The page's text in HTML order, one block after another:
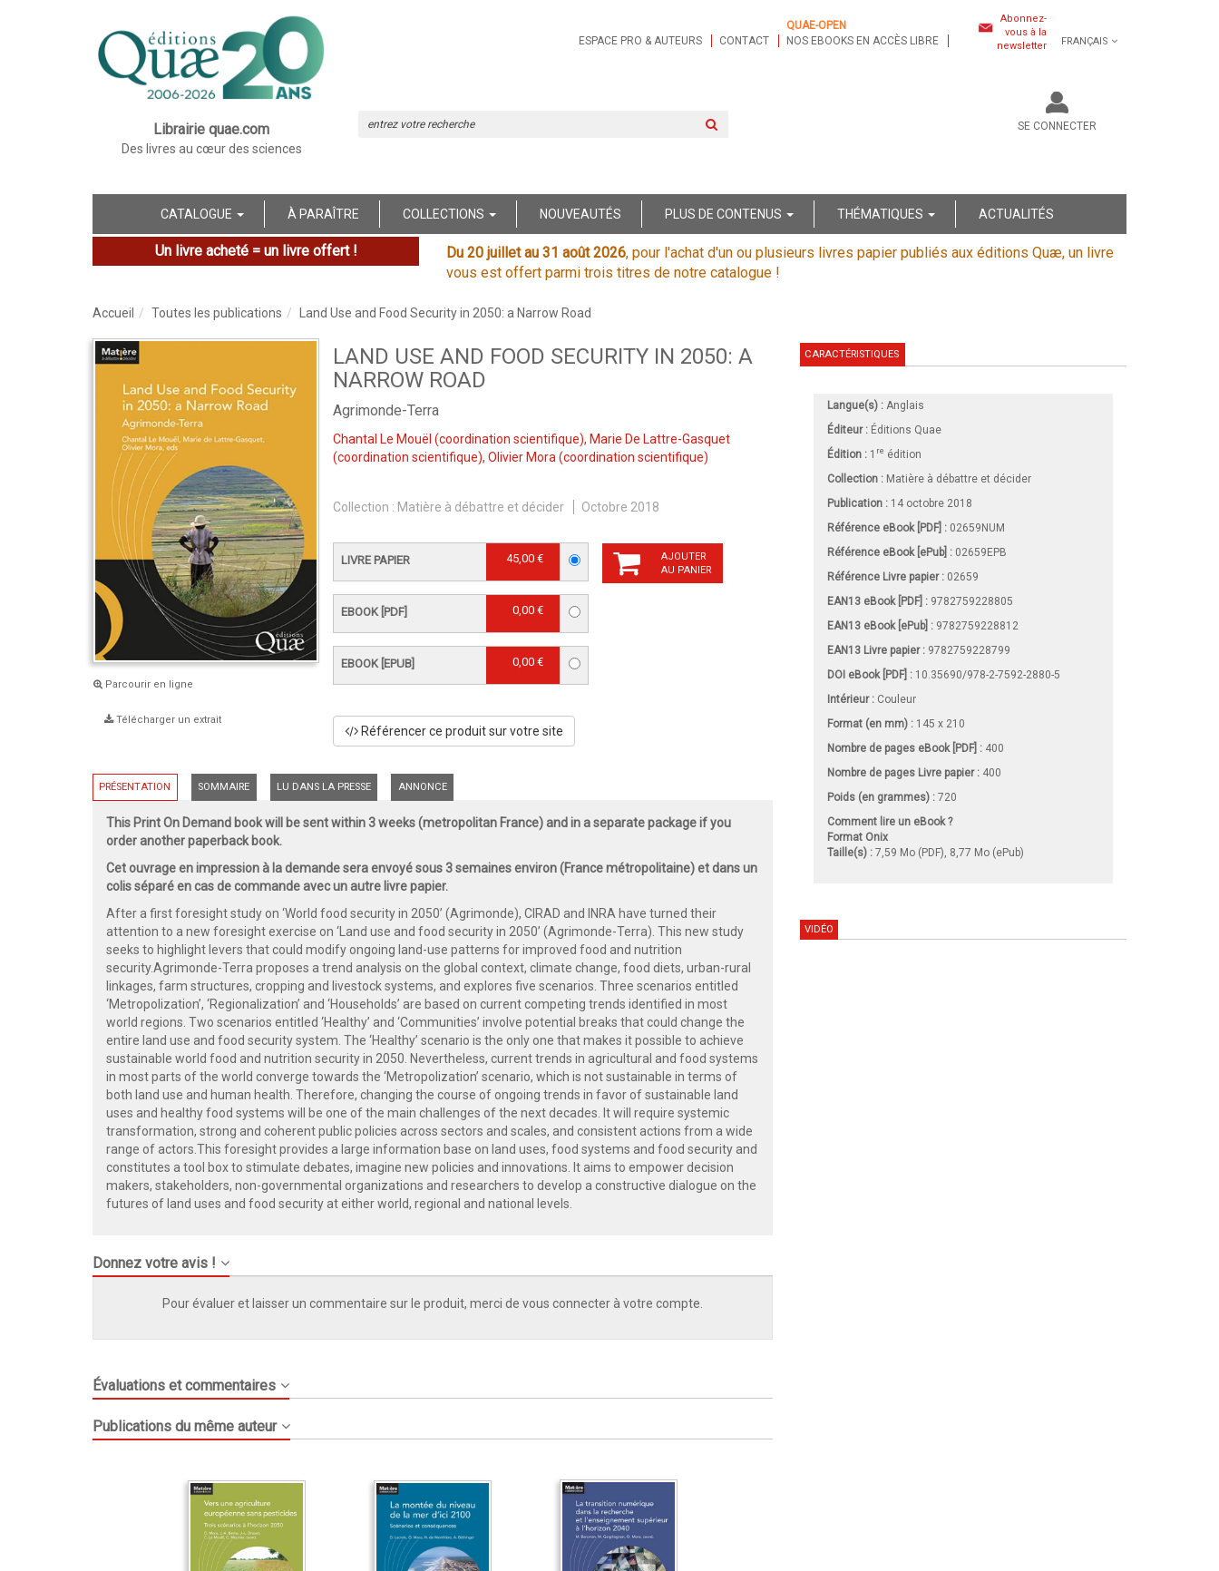
Librairie quae.com
Des livres au cœur des sciences
ESPACE PRO & AUTEURS CONTACT
QUAE-OPEN
NOS EBOOKS EN ACCÈS LIBRE
Abonnez-
vous à la
newsletter
FRANÇAIS
SE CONNECTER
CATALOGUE À PARAÎTRE COLLECTIONS NOUVEAUTÉS PLUS DE CONTENUS THÉMATIQUES ACTUALITÉS
Un livre acheté = un livre offert ! Du 20 juillet au 31 août 2026, pour l'achat d'un ou plusieurs livres papier publiés aux éditions Quæ, un livre
vous est offert parmi trois titres de notre catalogue !
Accueil Toutes les publications Land Use and Food Security in 2050: a Narrow Road
Parcourir en ligne
Télécharger un extrait
LAND USE AND FOOD SECURITY IN 2050: A
NARROW ROAD
Agrimonde-Terra
Chantal Le Mouël (coordination scientifique), Marie De Lattre-Gasquet
(coordination scientifique), Olivier Mora (coordination scientifique)
Collection : Matière à débattre et décider Octobre 2018
LIVRE PAPIER 45,00 €
EBOOK [PDF] 0,00 €
EBOOK [EPUB] 0,00 €
AJOUTER
AU PANIER
Référencer ce produit sur votre site
PRÉSENTATION SOMMAIRE LU DANS LA PRESSE ANNONCE
This Print On Demand book will be sent within 3 weeks (metropolitan France) and in a separate package if you
order another paperback book.
Cet ouvrage en impression à la demande sera envoyé sous 3 semaines environ (France métropolitaine) et dans un
colis séparé en cas de commande avec un autre livre papier.
After a first foresight study on ‘World food security in 2050’ (Agrimonde), CIRAD and INRA have turned their
attention to a new foresight exercise on ‘Land use and food security in 2050’ (Agrimonde-Terra). This new study
seeks to highlight levers that could modify ongoing land-use patterns for improved food and nutrition
security.Agrimonde-Terra proposes a trend analysis on the global context, climate change, food diets, urban-rural
linkages, farm structures, cropping and livestock systems, and explores five scenarios. Three scenarios entitled
‘Metropolization’, ‘Regionalization’ and ‘Households’ are based on current competing trends identified in most
world regions. Two scenarios entitled ‘Healthy’ and ‘Communities’ involve potential breaks that could change the
entire land use and food security system. The ‘Healthy’ scenario is the only one that makes it possible to achieve
sustainable world food and nutrition security in 2050. Nevertheless, current trends in agricultural and food systems
in most parts of the world converge towards the ‘Metropolization’ scenario, which is not sustainable in terms of
both land use and human health. Therefore, changing the course of ongoing trends in favor of sustainable land
uses and healthy food systems will be one of the main challenges of the next decades. It will require systemic
transformation, strong and coherent public policies across sectors and scales, and consistent actions from a wide
range of actors.This foresight provides a large information base on land uses, food systems and food security and
constitutes a tool box to stimulate debates, imagine new policies and innovations. It aims to empower decision
makers, stakeholders, non-governmental organizations and researchers to develop a constructive dialogue on the
futures of land uses and food security at either world, regional and national levels.
Donnez votre avis !
Pour évaluer et laisser un commentaire sur le produit, merci de vous connecter à votre compte.
Évaluations et commentaires
Publications du même auteur
CARACTÉRISTIQUES
Langue(s) : Anglais
Éditeur : Éditions Quae
Édition : 1 re édition
Collection : Matière à débattre et décider
Publication : 14 octobre 2018
Référence eBook [PDF] : 02659NUM
Référence eBook [ePub] : 02659EPB
Référence Livre papier : 02659
EAN13 eBook [PDF] : 9782759228805
EAN13 eBook [ePub] : 9782759228812
EAN13 Livre papier : 9782759228799
DOI eBook [PDF] : 10.35690/978-2-7592-2880-5
Intérieur : Couleur
Format (en mm) : 145 x 210
Nombre de pages eBook [PDF] : 400
Nombre de pages Livre papier: 400
Poids (en grammes) : 720
Comment lire un eBook ?
Format Onix
Taille(s) : 7,59 Mo (PDF), 8,77 Mo (ePub)
VIDÉO